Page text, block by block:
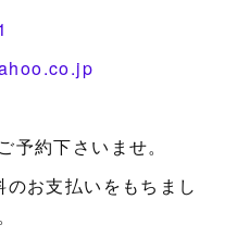
予約下さいませ。
お支払いをもちまし